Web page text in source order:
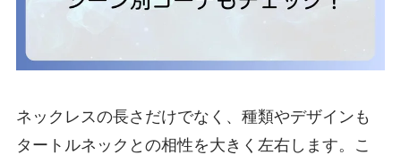
ネックレスの長さだけでなく、種類やデザインも
タートルネックとの相性を大きく左右します。こ